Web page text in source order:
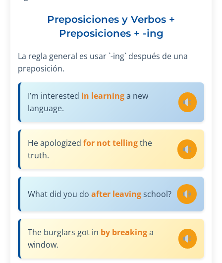
Preposiciones y Verbos +
Preposiciones + -ing
La regla general es usar `-ing` después de una
preposición.
I’m interested in learninga new
language.
He apologized for not tellingthe
truth.
What did you do after leavingschool?
The burglars got in by breakinga
window.